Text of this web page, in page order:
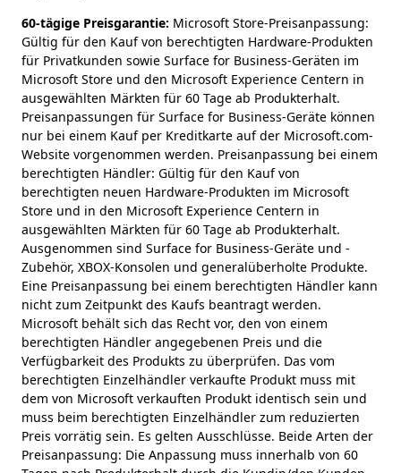
60-tägige Preisgarantie: Microsoft Store-Preisanpassung:
Gültig für den Kauf von berechtigten Hardware-Produkten
für Privatkunden sowie Surface for Business-Geräten im
Microsoft Store und den Microsoft Experience Centern in
ausgewählten Märkten für 60 Tage ab Produkterhalt.
Preisanpassungen für Surface for Business-Geräte können
nur bei einem Kauf per Kreditkarte auf der Microsoft.com-
Website vorgenommen werden. Preisanpassung bei einem
berechtigten Händler: Gültig für den Kauf von
berechtigten neuen Hardware-Produkten im Microsoft
Store und in den Microsoft Experience Centern in
ausgewählten Märkten für 60 Tage ab Produkterhalt.
Ausgenommen sind Surface for Business-Geräte und -
Zubehör, XBOX-Konsolen und generalüberholte Produkte.
Eine Preisanpassung bei einem berechtigten Händler kann
nicht zum Zeitpunkt des Kaufs beantragt werden.
Microsoft behält sich das Recht vor, den von einem
berechtigten Händler angegebenen Preis und die
Verfügbarkeit des Produkts zu überprüfen. Das vom
berechtigten Einzelhändler verkaufte Produkt muss mit
dem von Microsoft verkauften Produkt identisch sein und
muss beim berechtigten Einzelhändler zum reduzierten
Preis vorrätig sein. Es gelten Ausschlüsse. Beide Arten der
Preisanpassung: Die Anpassung muss innerhalb von 60